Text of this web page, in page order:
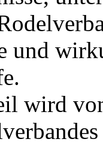
und
wird